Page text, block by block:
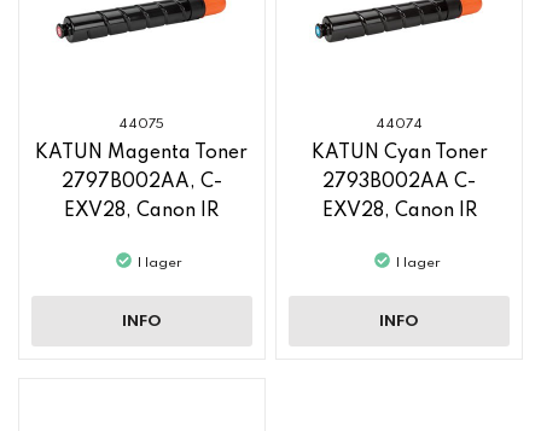
44075
KATUN Magenta Toner
2797B002AA, C-
EXV28, Canon IR
I lager
INFO
44074
KATUN Cyan Toner
2793B002AA C-
EXV28, Canon IR
I lager
INFO